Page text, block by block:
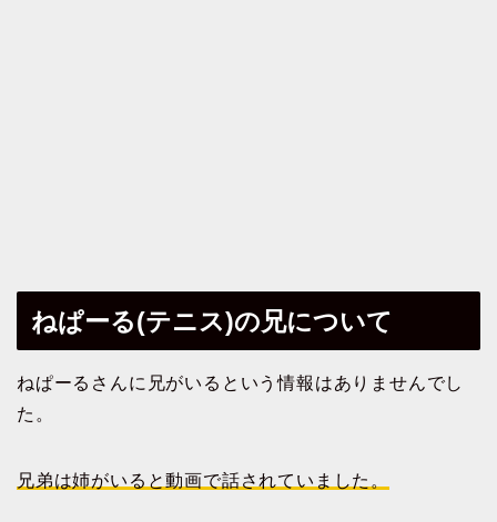
ねぱーる(テニス)の兄について
ねぱーるさんに兄がいるという情報はありませんでし
た。
兄弟は姉がいると動画で話されていました。